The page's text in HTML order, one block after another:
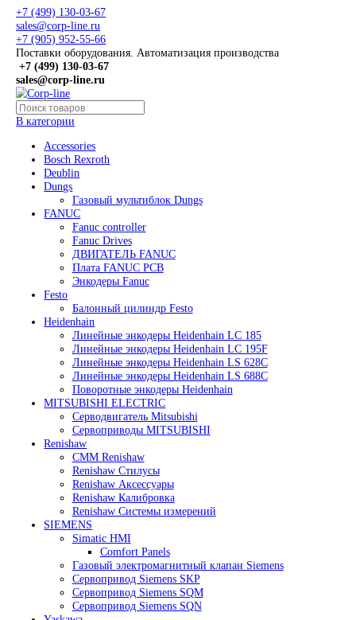
+7 (499) 130-03-67
sales@corp-line.ru
+7 (905) 952-55-66
Поставки оборудования. Автоматизация производства
+7 (499)130-03-67
sales@corp-line.ru
Accessories
Bosch Rexroth
Deublin
Dungs
Газовый мультиблок Dungs
FANUC
Fanuc controller
Fanuc Drives
ДВИГАТЕЛЬ FANUC
Плата FANUC PCB
Энкодеры Fanuc
Festo
Балонный цилиндр Festo
Heidenhain
Линейные энкодеры Heidenhain LC 185
Линейные энкодеры Heidenhain LC 195F
Линейные энкодеры Heidenhain LS 628C
Линейные энкодеры Heidenhain LS 688C
Поворотные энкодеры Heidenhain
MITSUBISHI ELECTRIC
Серводвигатель Mitsubishi
Сервоприводы MITSUBISHI
Renishaw
CMM Renishaw
Renishaw Cтилусы
Renishaw Аксессуары
Renishaw Калибровка
Renishaw Системы измерений
SIEMENS
Simatic HMI